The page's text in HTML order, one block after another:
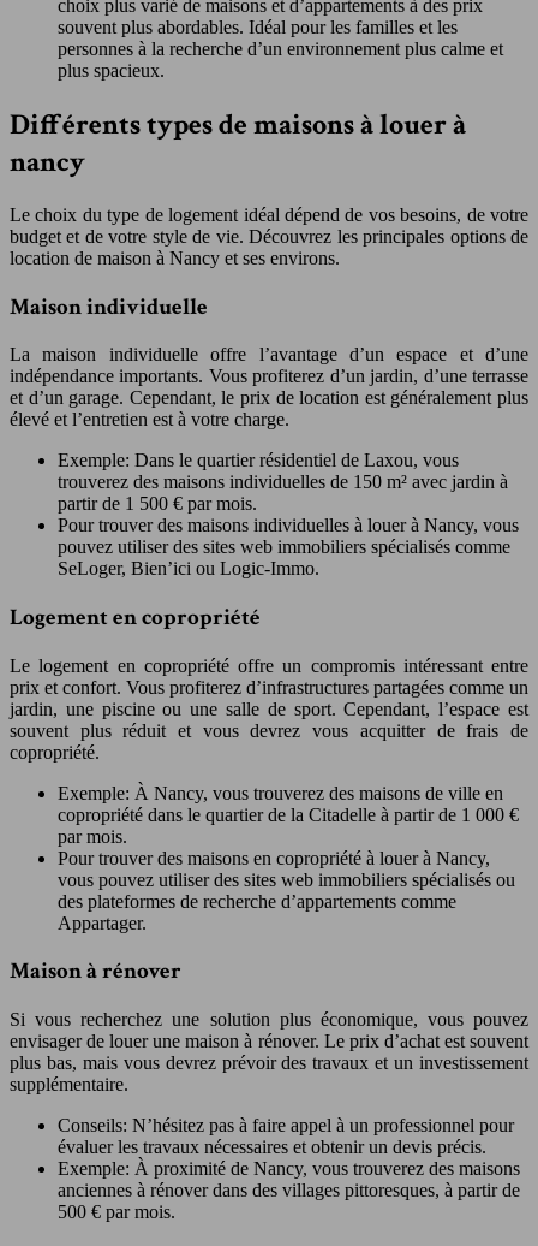
choix plus varié de maisons et d’appartements à des prix
souvent plus abordables. Idéal pour les familles et les
personnes à la recherche d’un environnement plus calme et
plus spacieux.
Différents types de maisons à louer à
nancy
Le choix du type de logement idéal dépend de vos besoins, de votre
budget et de votre style de vie. Découvrez les principales options de
location de maison à Nancy et ses environs.
Maison individuelle
La maison individuelle offre l’avantage d’un espace et d’une
indépendance importants. Vous profiterez d’un jardin, d’une terrasse
et d’un garage. Cependant, le prix de location est généralement plus
élevé et l’entretien est à votre charge.
Exemple: Dans le quartier résidentiel de Laxou, vous
trouverez des maisons individuelles de 150 m² avec jardin à
partir de 1 500 € par mois.
Pour trouver des maisons individuelles à louer à Nancy, vous
pouvez utiliser des sites web immobiliers spécialisés comme
SeLoger, Bien’ici ou Logic-Immo.
Logement en copropriété
Le logement en copropriété offre un compromis intéressant entre
prix et confort. Vous profiterez d’infrastructures partagées comme un
jardin, une piscine ou une salle de sport. Cependant, l’espace est
souvent plus réduit et vous devrez vous acquitter de frais de
copropriété.
Exemple: À Nancy, vous trouverez des maisons de ville en
copropriété dans le quartier de la Citadelle à partir de 1 000 €
par mois.
Pour trouver des maisons en copropriété à louer à Nancy,
vous pouvez utiliser des sites web immobiliers spécialisés ou
des plateformes de recherche d’appartements comme
Appartager.
Maison à rénover
Si vous recherchez une solution plus économique, vous pouvez
envisager de louer une maison à rénover. Le prix d’achat est souvent
plus bas, mais vous devrez prévoir des travaux et un investissement
supplémentaire.
Conseils: N’hésitez pas à faire appel à un professionnel pour
évaluer les travaux nécessaires et obtenir un devis précis.
Exemple: À proximité de Nancy, vous trouverez des maisons
anciennes à rénover dans des villages pittoresques, à partir de
500 € par mois.